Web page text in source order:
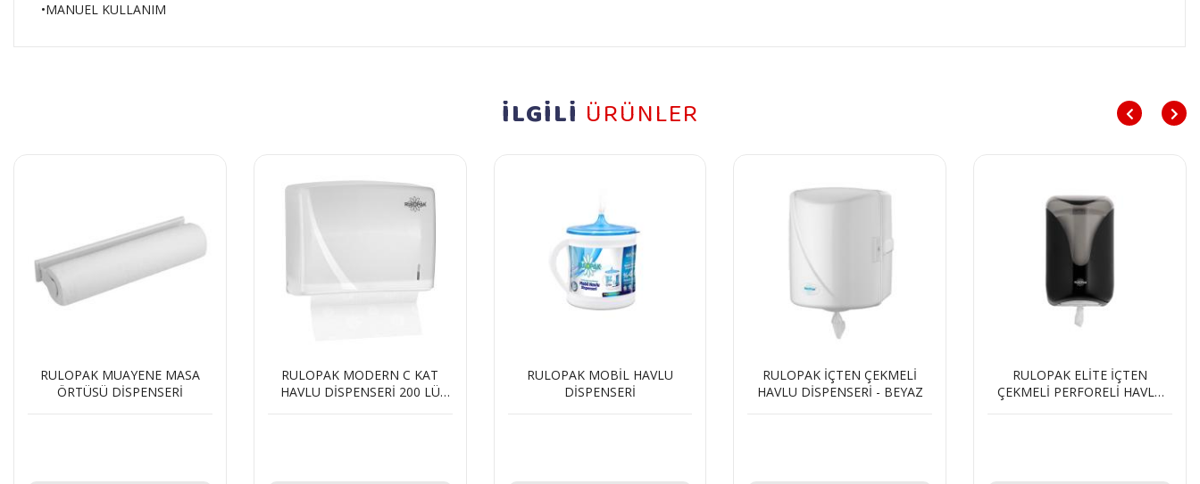
•MANUEL KULLANIM
İLGİLİ ÜRÜNLER
RULOPAK MODERN C KAT
HAVLU DİSPENSERİ 200 LÜ
RULOPAK MOBİL HAVLU
DİSPENSERİ
RULOPAK İÇTEN ÇEKMELİ
HAVLU DİSPENSERİ - BEYAZ
RULOPAK ELİTE İÇTEN
ÇEKMELİ PERFORELİ HAVLU
RULOPAK ELİTE İÇTEN
ÇEKMELİ PERFORELİ HAVLU